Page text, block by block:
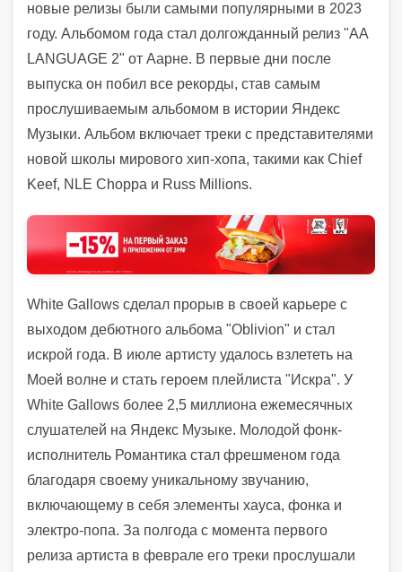
новые релизы были самыми популярными в 2023
году. Альбомом года стал долгожданный релиз "AA
LANGUAGE 2" от Аарне. В первые дни после
выпуска он побил все рекорды, став самым
прослушиваемым альбомом в истории Яндекс
Музыки. Альбом включает треки с представителями
новой школы мирового хип-хопа, такими как Chief
Keef, NLE Choppa и Russ Millions.
White Gallows сделал прорыв в своей карьере с
выходом дебютного альбома "Oblivion" и стал
искрой года. В июле артисту удалось взлететь на
Моей волне и стать героем плейлиста "Искра". У
White Gallows более 2,5 миллиона ежемесячных
слушателей на Яндекс Музыке. Молодой фонк-
исполнитель Романтика стал фрешменом года
благодаря своему уникальному звучанию,
включающему в себя элементы хауса, фонка и
электро-попа. За полгода с момента первого
релиза артиста в феврале его треки прослушали